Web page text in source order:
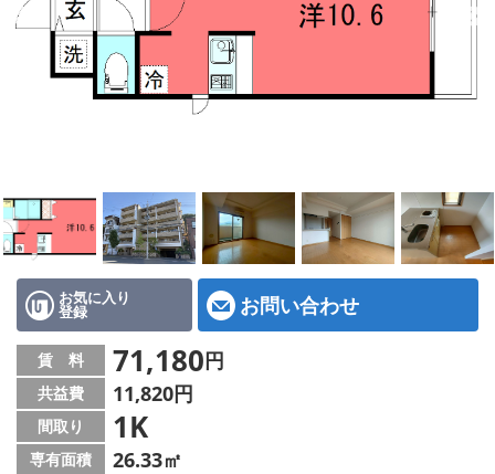
一人暮らしの物件特集
ペット相談OKの賃貸！
ハウスメーカー施工特集！
路線·駅から探す
IT重説について
スタッフ紹介
賃貸管理の北白川店
店舗情報·アクセス
お気に入り
登録 お問い合わせ
賃 料 71,180円
共益費 11,820円
間取り 1K
専有面積 26.33㎡